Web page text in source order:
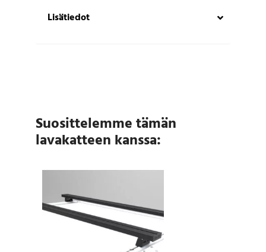
Lisätiedot
Suosittelemme tämän
lavakatteen kanssa: